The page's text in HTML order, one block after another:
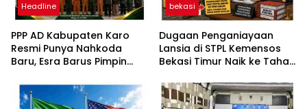
Headline
PPP AD Kabupaten Karo
Resmi Punya Nahkoda
Baru, Esra Barus Pimpin
bekasi
Dugaan Penganiayaan
Lansia di STPL Kemensos
Bekasi Timur Naik ke Tahap
Minta Proses Transparan
dan Bebas Intervensi